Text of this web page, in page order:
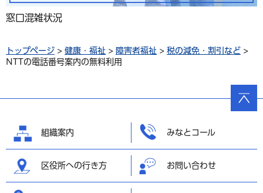
窓口混雑状況
トップページ > 健康・福祉 > 障害者福祉 > 税の減免・割引など >
NTTの電話番号案内の無料利用
組織案内 みなとコール
区役所への行き方 お問い合わせ
ページ
の先頭